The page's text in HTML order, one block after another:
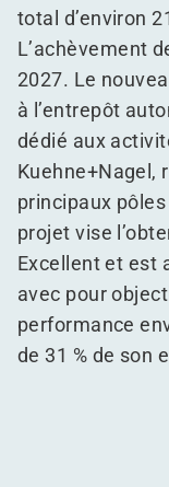
total d’environ
L’achèvement
2027. Le
à l’entrepôt
dédié aux
Kuehne+Nagel,
principaux
projet vise
Excellent et est
avec pour
performance
de 31 % de son